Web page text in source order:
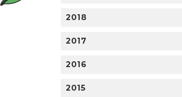
2018
2017
2016
2015